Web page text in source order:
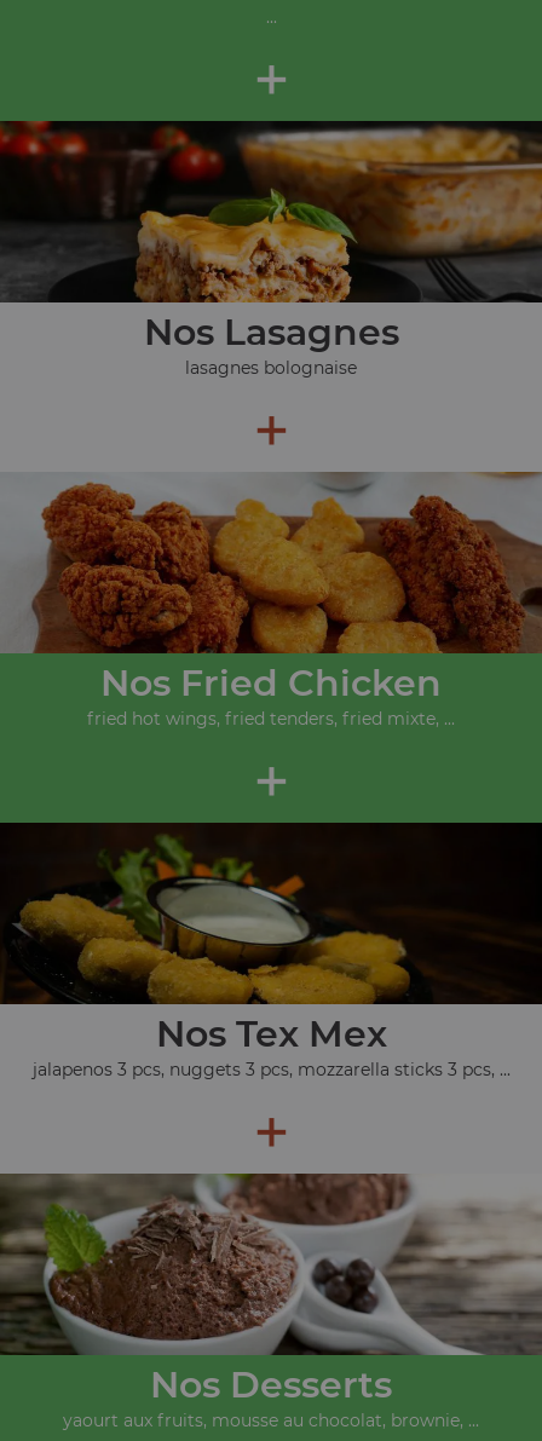
...
+
Nos Lasagnes
lasagnes bolognaise
+
Nos Fried Chicken
fried hot wings, fried tenders, fried mixte, ...
+
Nos Tex Mex
jalapenos 3 pcs, nuggets 3 pcs, mozzarella sticks 3 pcs, ...
+
Nos Desserts
yaourt aux fruits, mousse au chocolat, brownie, ...